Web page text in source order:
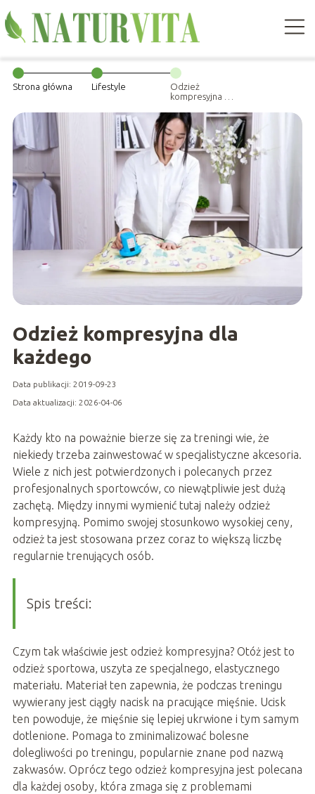
Strona główna Lifestyle
Odzież
kompresyjna dla
Odzież kompresyjna dla
każdego
Data publikacji: 2019-09-23
Data aktualizacji: 2026-04-06
Każdy kto na poważnie bierze się za treningi wie, że
niekiedy trzeba zainwestować w specjalistyczne akcesoria.
Wiele z nich jest potwierdzonych i polecanych przez
profesjonalnych sportowców, co niewątpliwie jest dużą
zachętą. Między innymi wymienić tutaj należy odzież
kompresyjną. Pomimo swojej stosunkowo wysokiej ceny,
odzież ta jest stosowana przez coraz to większą liczbę
regularnie trenujących osób.
Spis treści:
Czym tak właściwie jest odzież kompresyjna? Otóż jest to
odzież sportowa, uszyta ze specjalnego, elastycznego
materiału. Materiał ten zapewnia, że podczas treningu
wywierany jest ciągły nacisk na pracujące mięśnie. Ucisk
ten powoduje, że mięśnie się lepiej ukrwione i tym samym
dotlenione. Pomaga to zminimalizować bolesne
dolegliwości po treningu, popularnie znane pod nazwą
zakwasów. Oprócz tego odzież kompresyjna jest polecana
dla każdej osoby, która zmaga się z problemami